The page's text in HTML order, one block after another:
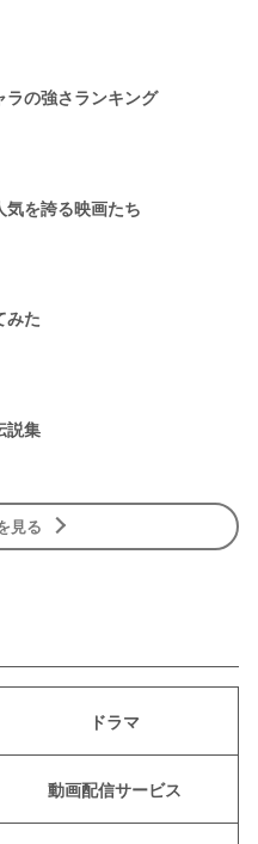
ラの強さランキング
気を誇る映画たち
みた
説集
見る
ドラマ
動画配信サービス